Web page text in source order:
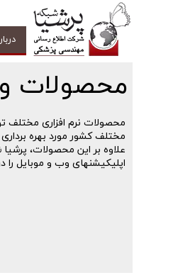
محصولات
محصولات نرم افزاری مختلف
مختلف کشور مورد بهره
علاوه بر این محصولات،
اپلیکیشنهای وب و موبایل را